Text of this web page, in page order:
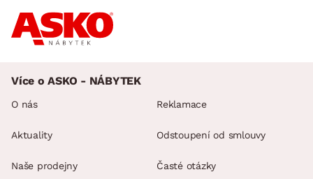
Více o ASKO - NÁBYTEK
O nás
Aktuality
Naše prodejny
Reklamace
Odstoupení od smlouvy
Časté otázky